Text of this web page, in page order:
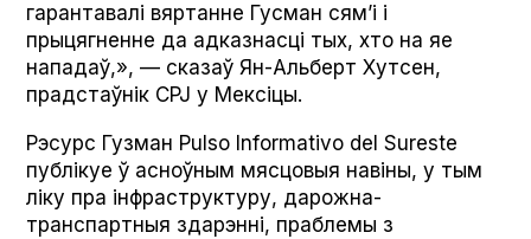
гарантавалі вяртанне Гусман сям’і і
прыцягненне да адказнасці тых, хто на яе
нападаў,», — сказаў Ян-Альберт Хутсен,
прадстаўнік CPJ у Мексіцы.
Рэсурс Гузман Pul­so Infor­ma­ti­vo del Sureste
публікуе ў асноўным мясцовыя навіны, у тым
ліку пра інфраструктуру, дарожна-
транспартныя здарэнні, праблемы з